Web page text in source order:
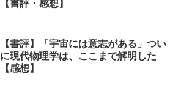
【書評・感想】
【書評】「宇宙には意志がある」つい
に現代物理学は、ここまで解明した
【感想】